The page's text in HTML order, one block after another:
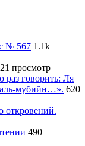
№ 567 1.1k
просмотр
раз говорить: Ля
аль-мубийн…». 620
откровений.
490